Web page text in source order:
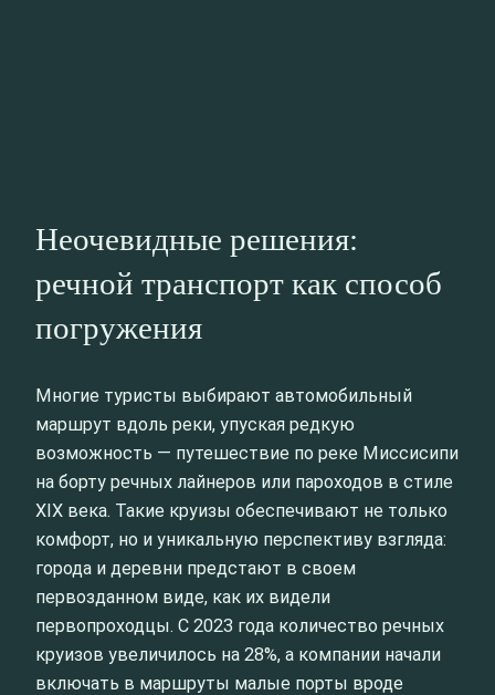
Неочевидные решения:
речной транспорт как способ
погружения
Многие туристы выбирают автомобильный
маршрут вдоль реки, упуская редкую
возможность — путешествие по реке Миссисипи
на борту речных лайнеров или пароходов в стиле
XIX века. Такие круизы обеспечивают не только
комфорт, но и уникальную перспективу взгляда:
города и деревни предстают в своем
первозданном виде, как их видели
первопроходцы. С 2023 года количество речных
круизов увеличилось на 28%, а компании начали
включать в маршруты малые порты вроде